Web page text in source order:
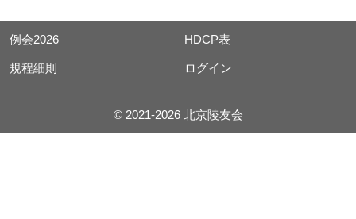
例会2026 HDCP表
規程細則 ログイン
© 2021-2026 北京陵友会